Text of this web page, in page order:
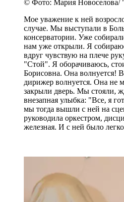
© Фото: Мария Новоселова/
Мое уважение к ней
случае. Мы выступали в
консерватории. Уже
нам уже открыли. Я
вдруг чувствую на плече
"Стой". Я оборачиваюсь,
Борисовна. Она волнуется!
дирижер волнуется. Она не
закрыли дверь. Мы стояли,
внезапная улыбка: "Все, я
мы тогда вышли с ней на
руководила оркестром,
железная. И с ней было легко